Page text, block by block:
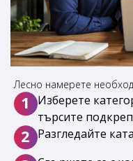
Лесно намерете
1
Изберете
търсите
2 Разгледайте
Регистрация по
Сертификат за
Счетоводство
HR